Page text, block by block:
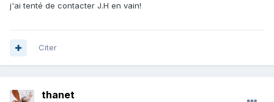
j'ai tenté de contacter J.H en vain!
Citer
thanet